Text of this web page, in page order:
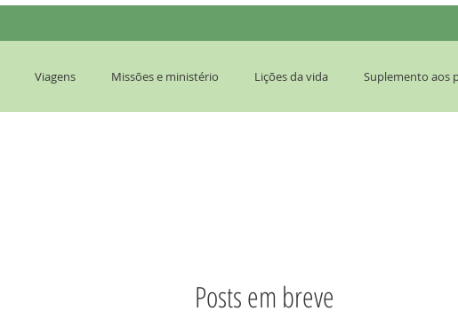
Viagens Missões e ministério Lições da vida Suplemento aos
Posts em breve